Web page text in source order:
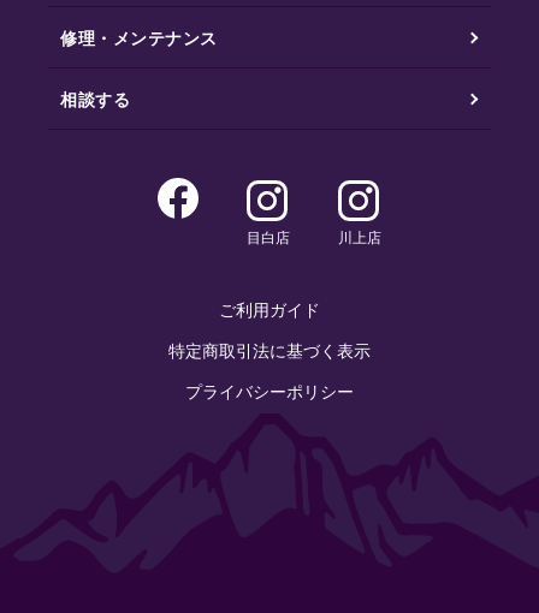
修理・メンテナンス
相談する
目白店 川上店
ご利用ガイド
特定商取引法に基づく表示
プライバシーポリシー